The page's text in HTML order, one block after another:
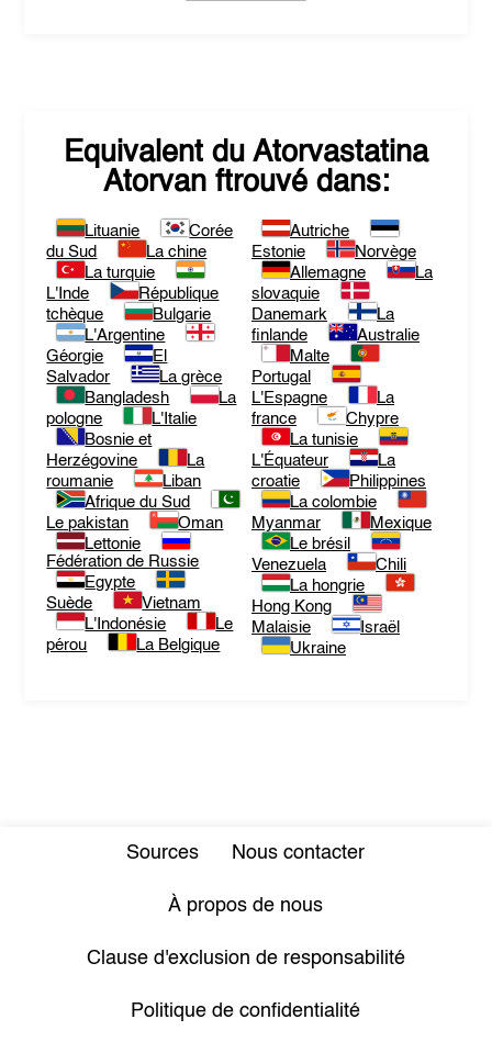
Equivalent du Atorvastatina
Atorvanftrouvé dans:
Lituanie
Corée
du Sud
La chine
La turquie
L'Inde
République
tchèque
Bulgarie
L'Argentine
Géorgie
El
Salvador
La grèce
Bangladesh
La
pologne
L'Italie
Bosnie et
Herzégovine
La
roumanie
Liban
Afrique du Sud
Le pakistan
Oman
Lettonie
Fédération de Russie
Egypte
Suède
Vietnam
L'Indonésie
Le
pérou
La Belgique
Autriche
Estonie
Norvège
Allemagne
La
slovaquie
Danemark
La
finlande
Australie
Malte
Portugal
L'Espagne
La
france
Chypre
La tunisie
L'Équateur
La
croatie
Philippines
La colombie
Myanmar
Mexique
Le brésil
Venezuela
Chili
La hongrie
Hong Kong
Malaisie
Israël
Ukraine
Sources Nous contacter
À propos de nous
Clause d'exclusion de responsabilité
Politique de confidentialité